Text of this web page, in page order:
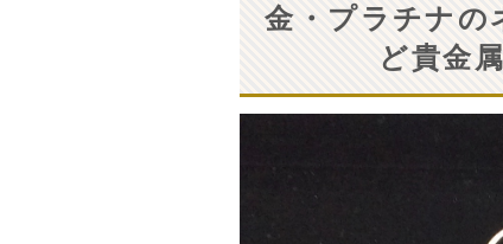
金・プラチナの
ど貴金